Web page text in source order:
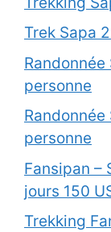
Trek Sapa
personne
personne
Fansipan –
jours 150
Trekking